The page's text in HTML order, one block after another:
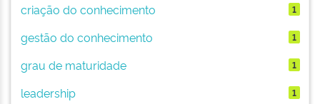
criação do conhecimento
1
gestão do conhecimento 1
grau de maturidade 1
leadership 1